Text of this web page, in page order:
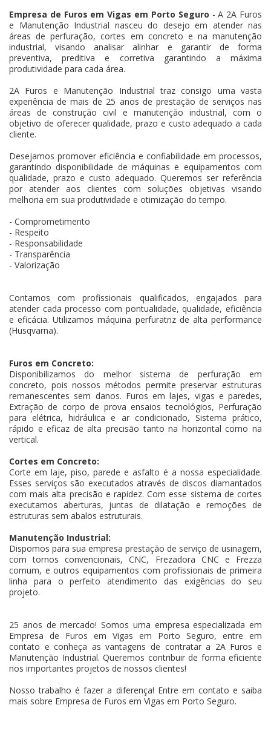
Empresa de Furos em Vigas em Porto Seguro - A 2A Furos
e Manutenção Industrial nasceu do desejo em atender nas
áreas de perfuração, cortes em concreto e na manutenção
industrial, visando analisar alinhar e garantir de forma
preventiva, preditiva e corretiva garantindo a máxima
produtividade para cada área.
2A Furos e Manutenção Industrial traz consigo uma vasta
experiência de mais de 25 anos de prestação de serviços nas
áreas de construção civil e manutenção industrial, com o
objetivo de oferecer qualidade, prazo e custo adequado a cada
cliente.
Desejamos promover eficiência e confiabilidade em processos,
garantindo disponibilidade de máquinas e equipamentos com
qualidade, prazo e custo adequado. Queremos ser referência
por atender aos clientes com soluções objetivas visando
melhoria em sua produtividade e otimização do tempo.
- Comprometimento
- Respeito
- Responsabilidade
- Transparência
- Valorização
Contamos com profissionais qualificados, engajados para
atender cada processo com pontualidade, qualidade, eficiência
e eficácia. Utilizamos máquina perfuratriz de alta performance
(Husqvarna).
Furos em Concreto:
Disponibilizamos do melhor sistema de perfuração em
concreto, pois nossos métodos permite preservar estruturas
remanescentes sem danos. Furos em lajes, vigas e paredes,
Extração de corpo de prova ensaios tecnológios, Perfuração
para elétrica, hidráulica e ar condicionado, Sistema prático,
rápido e eficaz de alta precisão tanto na horizontal como na
vertical.
Cortes em Concreto:
Corte em laje, piso, parede e asfalto é a nossa especialidade.
Esses serviços são executados através de discos diamantados
com mais alta precisão e rapidez. Com esse sistema de cortes
executamos aberturas, juntas de dilatação e remoções de
estruturas sem abalos estruturais.
Manutenção Industrial:
Dispomos para sua empresa prestação de serviço de usinagem,
com tornos convencionais, CNC, Frezadora CNC e Frezza
comum, e outros equipamentos com profissionais de primeira
linha para o perfeito atendimento das exigências do seu
projeto.
25 anos de mercado! Somos uma empresa especializada em
Empresa de Furos em Vigas em Porto Seguro, entre em
contato e conheça as vantagens de contratar a 2A Furos e
Manutenção Industrial. Queremos contribuir de forma eficiente
nos importantes projetos de nossos clientes!
Nosso trabalho é fazer a diferença! Entre em contato e saiba
mais sobre Empresa de Furos em Vigas em Porto Seguro.